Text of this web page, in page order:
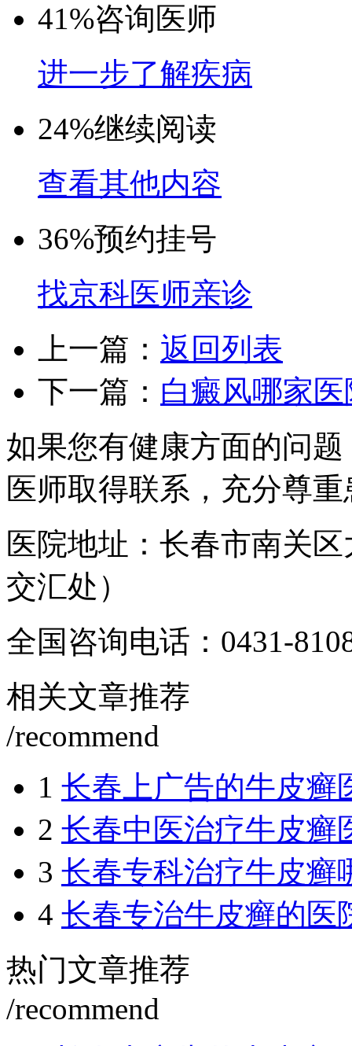
41%咨询医师
进一步了解疾病
24%继续阅读
查看其他内容
36%预约挂号
找京科医师亲诊
上一篇： 返回列表
下一篇： 白癜风哪家
如果您有健康方面的问
医师取得联系，充分尊
医院地址：长春市南关
交汇处）
全国咨询电话： 0431-
相关文章推荐
/recommend
1 长春上广告的牛皮癣
2 长春中医治疗牛皮癣
3 长春专科治疗牛皮癣
4 长春专治牛皮癣的医
热门文章推荐
/recommend